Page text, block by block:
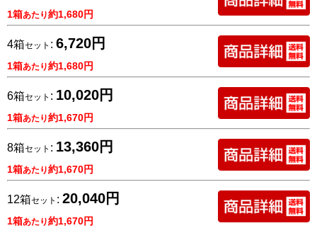
1箱あたり約1,680円
4箱セット : 6,720円
1箱あたり約1,680円
6箱セット : 10,020円
1箱あたり約1,670円
8箱セット : 13,360円
1箱あたり約1,670円
12箱セット : 20,040円
1箱あたり約1,670円